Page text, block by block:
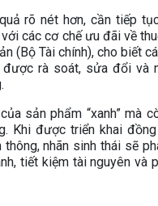
rõ nét hơn, cần tiếp
các cơ chế ưu đãi về
(Bộ Tài chính), cho biết
rà soát, sửa đổi và
sản phẩm “xanh” mà
Khi được triển khai
nhãn sinh thái sẽ
tiết kiệm tài nguyên và